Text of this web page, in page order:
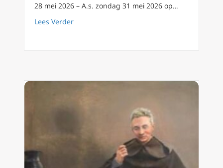
28 mei 2026 – A.s. zondag 31 mei 2026 op…
Lees Verderabout Titus Brandsma: Heilige, journalist